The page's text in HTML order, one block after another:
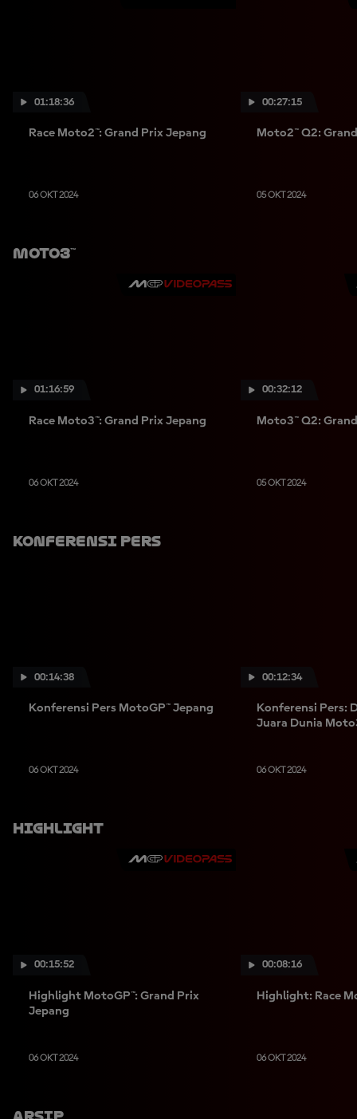
01:18:36
Race Moto2™: Grand Prix Jepang
06 OKT 2024
00:27:15
Moto2™ Q2:
05 OKT 2024
Moto3™
01:16:59
Race Moto3™: Grand Prix Jepang
06 OKT 2024
00:32:12
Moto3™ Q2:
05 OKT 2024
Konferensi Pers
00:14:38
Konferensi Pers MotoGP™ Jepang
06 OKT 2024
00:12:34
Konferensi Pers:
Juara Dunia
06 OKT 2024
Highlight
00:15:52
Highlight MotoGP™: Grand Prix
Jepang
06 OKT 2024
00:08:16
Highlight: Race
06 OKT 2024